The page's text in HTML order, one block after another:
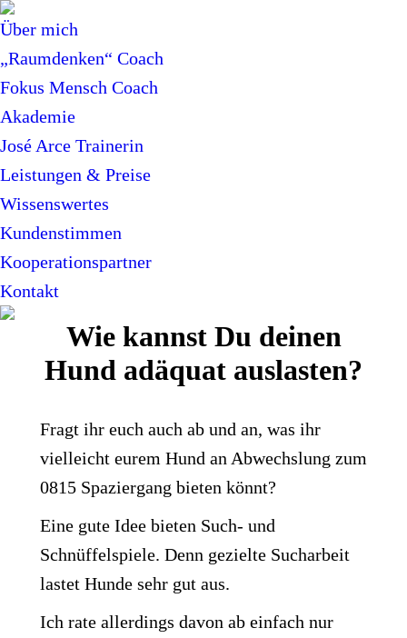
Über mich
„Raumdenken“ Coach
Fokus Mensch Coach
Akademie
José Arce Trainerin
Leistungen & Preise
Wissenswertes
Kundenstimmen
Kooperationspartner
Kontakt
Wie kannst Du deinen
Hund adäquat auslasten?
Fragt ihr euch auch ab und an, was ihr
vielleicht eurem Hund an Abwechslung zum
0815 Spaziergang bieten könnt?
Eine gute Idee bieten Such- und
Schnüffelspiele. Denn gezielte Sucharbeit
lastet Hunde sehr gut aus.
Ich rate allerdings davon ab einfach nur